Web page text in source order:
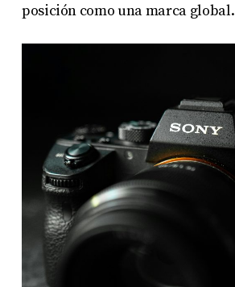
posición como una marca global.